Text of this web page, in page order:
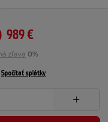
989 €
zľava 0%
Spočítať splátky